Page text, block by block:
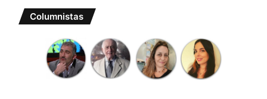
Columnistas